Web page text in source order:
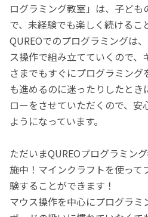
ログラミング教室」は、子ど
で、未経験でも楽しく続けるこ
QUREOでのプログラミングは
ス操作で組み立てていくので
さまでもすぐにプログラミング
も進めるのに迷ったりしたとき
ローをさせていただくので、安
ようになっています。
ただいまQUREOプログラミン
施中！マインクラフトを使っ
験することができます！
マウス操作を中心にプログラミ